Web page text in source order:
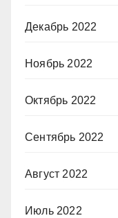
Декабрь 2022
Ноябрь 2022
Октябрь 2022
Сентябрь 2022
Август 2022
Июль 2022